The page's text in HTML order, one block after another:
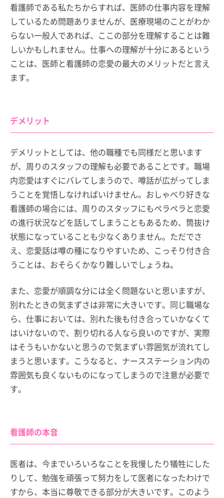
看護師である私たちからすれば、医師の仕事内容を理解
しているため問題ありませんが、医療現場のことがわか
らない一般人であれば、ここの部分を理解することは難
しいかもしれません。仕事への理解が十分にあるという
ことは、医師と看護師の恋愛の最大のメリットだと言え
ます。
デメリット
デメリットとしては、他の職種でも同様だと思います
が、周りのスタッフの理解も必要であることです。職場
内恋愛はすぐにバレてしまうので、噂話が広がってしま
うことを覚悟しなければいけません。おしゃべり好きな
看護師の場合には、周りのスタッフにもペラペラと恋愛
の進行状況などを話してしまうこともあるため、筒抜け
状態になっていることも少なくありません。ただでさ
え、恋愛話は噂の種になりやすいため、こっそり付き合
うことは、おそらくかなり難しいでしょうね。
また、恋愛が順調な分には全く問題ないと思いますが、
別れたときの気まずさは非常に大きいです。同じ職場な
ら、仕事においては、別れた後も付き合っていかなくて
はいけないので、割り切れる人なら良いのですが、実際
はそうもいかないと思うので気まずい雰囲気が流れてし
まうと思います。こうなると、ナースステーション内の
雰囲気も良くないものになってしまうので注意が必要で
す。
看護師の本音
医者は、今までいろいろなことを我慢したり犠牲にした
りして、勉強を頑張って努力をして医者になったわけで
すから、本当に尊敬できる部分が大きいです。このよう